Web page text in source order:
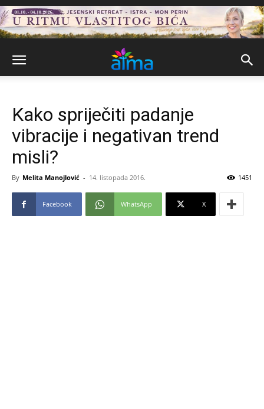
Kako spriječiti padanje
vibracije i negativan trend
misli?
By Melita Manojlović - 14. listopada 2016. 1451
Facebook WhatsApp X